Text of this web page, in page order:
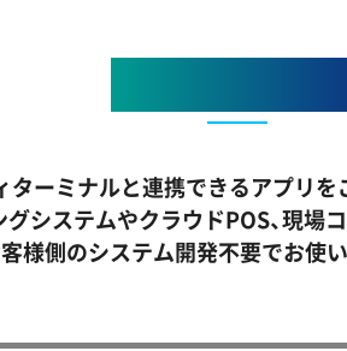
ターミナルと連携できるアプリを
システムやクラウドPOS、現場
様側のシステム開発不要でお使い